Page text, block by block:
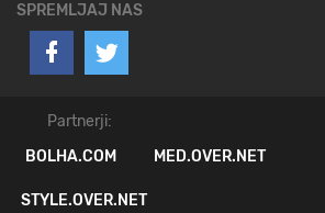
SPREMLJAJ NAS
Partnerji:
BOLHA.COM MED.OVER.NET
STYLE.OVER.NET